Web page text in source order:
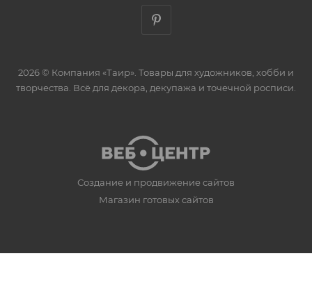
2026 © Компания «Таир». Товары для художников, хобби и
творчества. Всё для декора, декупажа и точечной росписи.
Создание и продвижение сайтов
Магазин готовых сайтов